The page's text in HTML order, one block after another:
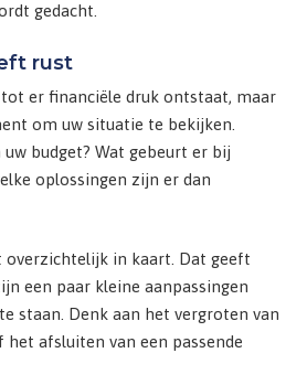
gedacht.
rust
er financiële druk ontstaat, maar
om uw situatie te bekijken.
budget? Wat gebeurt er bij
oplossingen zijn er dan
overzichtelijk in kaart. Dat geeft
een paar kleine aanpassingen
staan. Denk aan het vergroten van
afsluiten van een passende